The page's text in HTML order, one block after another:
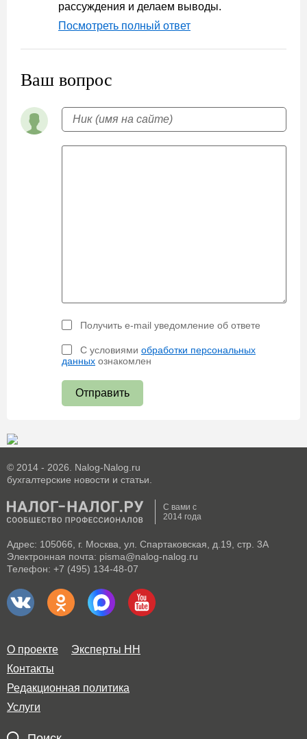
рассуждения и делаем выводы.
Посмотреть полный ответ
Ваш вопрос
Получить e-mail уведомление об ответе
С условиями обработки персональных
данных ознакомлен
Отправить
© 2014 - 2026. Nalog-Nalog.ru
бухгалтерские новости и статьи.
С вами с
2014 года
Адрес: 105066, г. Москва, ул. Спартаковская, д.19, стр. 3А
Электронная почта: pisma@nalog-nalog.ru
Телефон: +7 (495) 134-48-07
О проекте
Эксперты НН
Контакты
Редакционная политика
Услуги